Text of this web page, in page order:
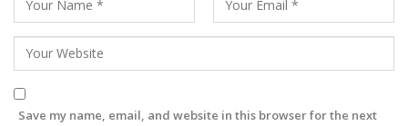
Save my name, email, and website in this browser for the next